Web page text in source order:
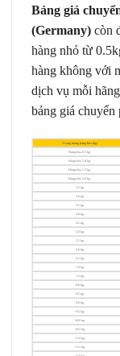
Bảng giá
(Germany) còn
hàng nhỏ từ
hàng không với
dịch vụ mỗi
bảng giá chuyển
Trọng lượng hàng hóa (kg)
Hàng hóa 0.5 kg
Hàng hóa 1.0 kg
Hàng hóa 1.5 kg
Hàng hóa 2.0 kg
2.5 kg
3.0 kg
3.5 kg
4.0 kg
4.5 kg
5.0 kg
5.5 kg
6.0 kg
6.5 kg
7.0 kg
7.5 kg
8.0 kg
8.5 kg
9.0 kg
9.5 kg
10.0 kg
10.5 kg
11.0 kg
11.5 kg